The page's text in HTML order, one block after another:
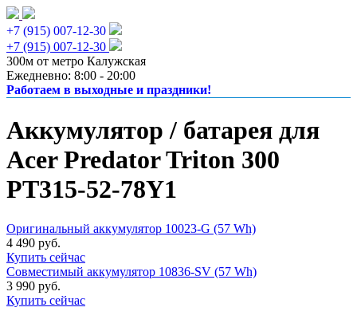
+7 (915) 007-12-30
+7 (915) 007-12-30
300м от метро Калужская
Ежедневно: 8:00 - 20:00
Работаем в выходные и праздники!
Аккумулятор / батарея для
Acer Predator Triton 300
PT315-52-78Y1
Оригинальный аккумулятор 10023-G (57 Wh)
4 490 руб.
Купить сейчас
Совместимый аккумулятор 10836-SV (57 Wh)
3 990 руб.
Купить сейчас